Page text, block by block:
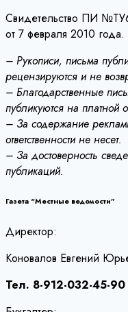
Свидетельство ПИ
от 7 февраля 2010 года.
– Рукописи, письма
рецензируются и не
– Благодарственные
публикуются на платной
– За содержание
ответственности не несет.
– За достоверность
публикаций.
Газета “Местные ведомости”
Директор:
Коновалов Евгений
Тел. 8-912-032-45-90